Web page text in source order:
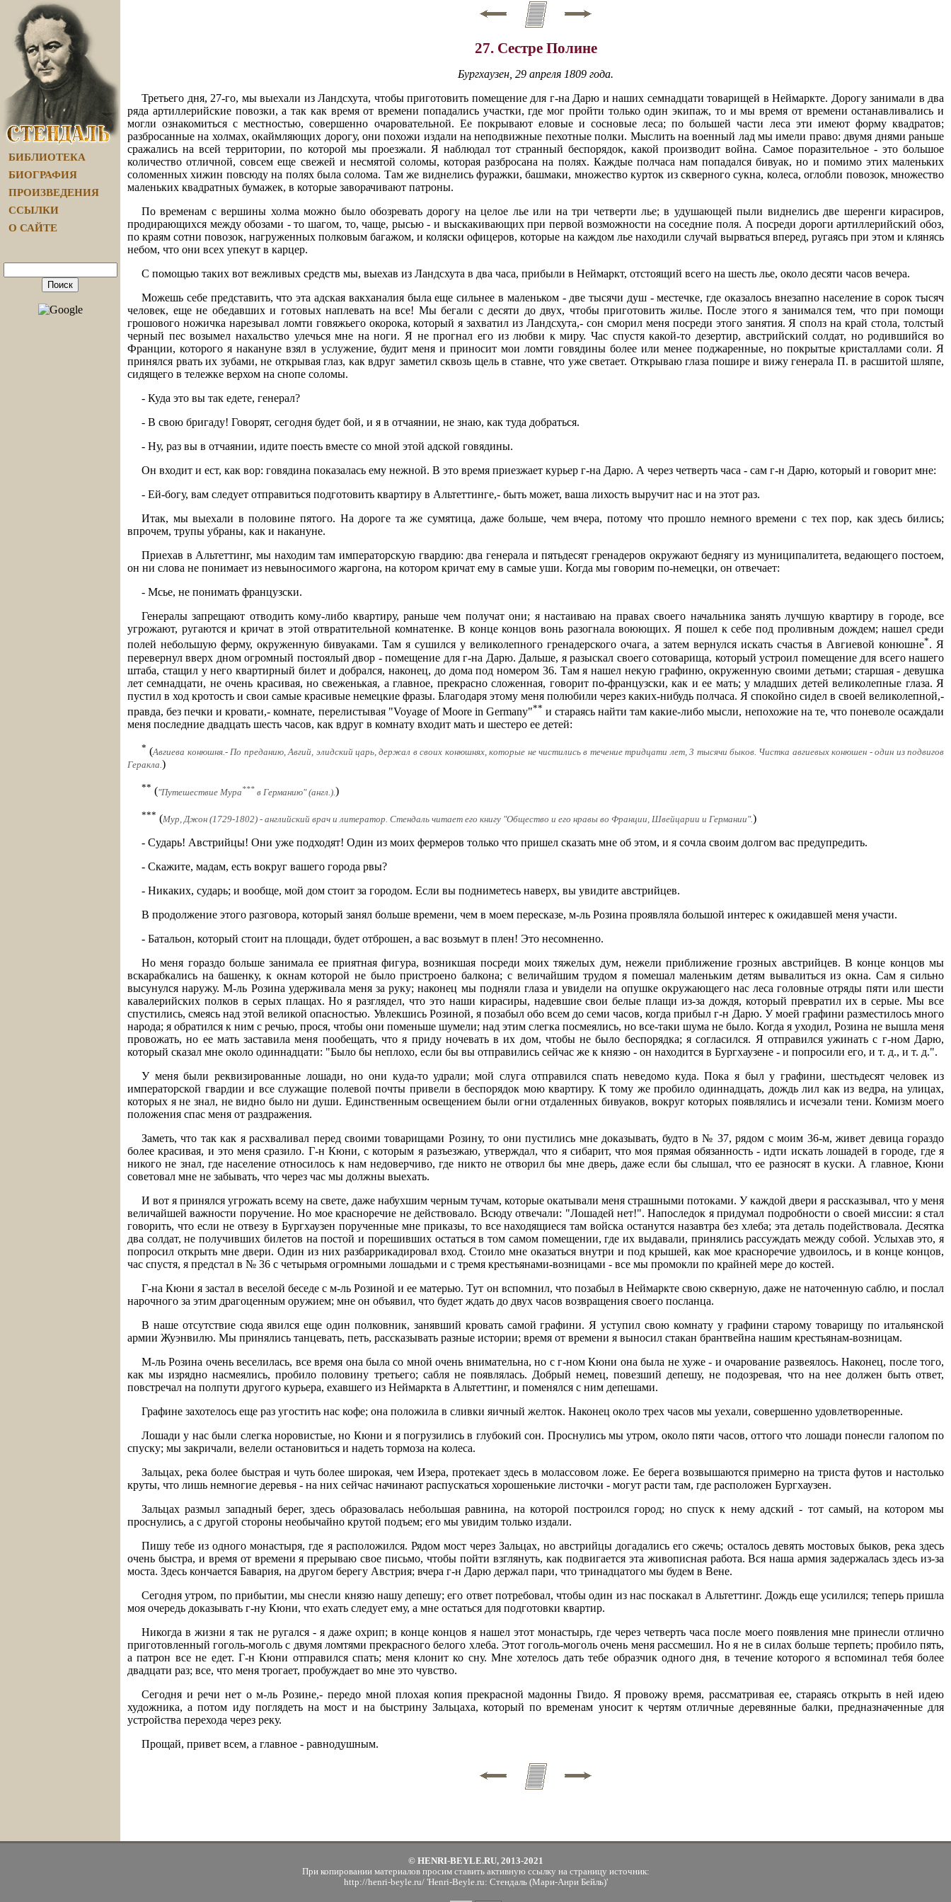
БИБЛИОТЕКА
БИОГРАФИЯ
ПРОИЗВЕДЕНИЯ
ССЫЛКИ
О САЙТЕ
27. Сестре Полине
Бургхаузен, 29 апреля 1809 года.
Третьего дня, 27-го, мы выехали из Ландсхута, чтобы приготовить помещение для г-на Дарю и наших семнадцати товарищей в Неймаркте. Дорогу занимали в два
ряда артиллерийские повозки, а так как время от времени попадались участки, где мог пройти только один экипаж, то и мы время от времени останавливались и
могли ознакомиться с местностью, совершенно очаровательной. Ее покрывают еловые и сосновые леса; по большей части леса эти имеют форму квадратов;
разбросанные на холмах, окаймляющих дорогу, они похожи издали на неподвижные пехотные полки. Мыслить на военный лад мы имели право: двумя днями раньше
сражались на всей территории, по которой мы проезжали. Я наблюдал тот странный беспорядок, какой производит война. Самое поразительное - это большое
количество отличной, совсем еще свежей и несмятой соломы, которая разбросана на полях. Каждые полчаса нам попадался бивуак, но и помимо этих маленьких
соломенных хижин повсюду на полях была солома. Там же виднелись фуражки, башмаки, множество курток из скверного сукна, колеса, оглобли повозок, множество
маленьких квадратных бумажек, в которые заворачивают патроны.
По временам с вершины холма можно было обозревать дорогу на целое лье или на три четверти лье; в удушающей пыли виднелись две шеренги кирасиров,
продирающихся между обозами - то шагом, то, чаще, рысью - и выскакивающих при первой возможности на соседние поля. А посреди дороги артиллерийский обоз,
по краям сотни повозок, нагруженных полковым багажом, и коляски офицеров, которые на каждом лье находили случай вырваться вперед, ругаясь при этом и клянясь
небом, что они всех упекут в карцер.
С помощью таких вот вежливых средств мы, выехав из Ландсхута в два часа, прибыли в Неймаркт, отстоящий всего на шесть лье, около десяти часов вечера.
Можешь себе представить, что эта адская вакханалия была еще сильнее в маленьком - две тысячи душ - местечке, где оказалось внезапно население в сорок тысяч
человек, еще не обедавших и готовых наплевать на все! Мы бегали с десяти до двух, чтобы приготовить жилье. После этого я занимался тем, что при помощи
грошового ножичка нарезывал ломти говяжьего окорока, который я захватил из Ландсхута,- сон сморил меня посреди этого занятия. Я сполз на край стола, толстый
черный пес возымел нахальство улечься мне на ноги. Я не прогнал его из любви к миру. Час спустя какой-то дезертир, австрийский солдат, но родившийся во
Франции, которого я накануне взял в услужение, будит меня и приносит мои ломти говядины более или менее поджаренные, но покрытые кристаллами соли. Я
принялся рвать их зубами, не открывая глаз, как вдруг заметил сквозь щель в ставне, что уже светает. Открываю глаза пошире и вижу генерала П. в расшитой шляпе,
сидящего в тележке верхом на снопе соломы.
- Куда это вы так едете, генерал?
- В свою бригаду! Говорят, сегодня будет бой, и я в отчаянии, не знаю, как туда добраться.
- Ну, раз вы в отчаянии, идите поесть вместе со мной этой адской говядины.
Он входит и ест, как вор: говядина показалась ему нежной. В это время приезжает курьер г-на Дарю. А через четверть часа - сам г-н Дарю, который и говорит мне:
- Ей-богу, вам следует отправиться подготовить квартиру в Альтеттинге,- быть может, ваша лихость выручит нас и на этот раз.
Итак, мы выехали в половине пятого. На дороге та же сумятица, даже больше, чем вчера, потому что прошло немного времени с тех пор, как здесь бились;
впрочем, трупы убраны, как и накануне.
Приехав в Альтеттинг, мы находим там императорскую гвардию: два генерала и пятьдесят гренадеров окружают беднягу из муниципалитета, ведающего постоем,
он ни слова не понимает из невыносимого жаргона, на котором кричат ему в самые уши. Когда мы говорим по-немецки, он отвечает:
- Мсье, не понимать французски.
Генералы запрещают отводить кому-либо квартиру, раньше чем получат они; я настаиваю на правах своего начальника занять лучшую квартиру в городе, все
угрожают, ругаются и кричат в этой отвратительной комнатенке. В конце концов вонь разогнала воюющих. Я пошел к себе под проливным дождем; нашел среди
полей небольшую ферму, окруженную бивуаками. Там я сушился у великолепного гренадерского очага, а затем вернулся искать счастья в Авгиевой конюшне*. Я
перевернул вверх дном огромный постоялый двор - помещение для г-на Дарю. Дальше, я разыскал своего сотоварища, который устроил помещение для всего нашего
штаба, стащил у него квартирный билет и добрался, наконец, до дома под номером 36. Там я нашел некую графиню, окруженную своими детьми; старшая - девушка
лет семнадцати, не очень красивая, но свеженькая, а главное, прекрасно сложенная, говорит по-французски, как и ее мать; у младших детей великолепные глаза. Я
пустил в ход кротость и свои самые красивые немецкие фразы. Благодаря этому меня полюбили через каких-нибудь полчаса. Я спокойно сидел в своей великолепной,-
правда, без печки и кровати,- комнате, перелистывая "Voyage of Moore in Germany"** и стараясь найти там какие-либо мысли, непохожие на те, что поневоле осаждали
меня последние двадцать шесть часов, как вдруг в комнату входит мать и шестеро ее детей:
* (Авгиева конюшня.- По преданию, Авгий, элидский царь, держал в своих конюшнях, которые не чистились в течение тридцати лет, 3 тысячи быков. Чистка авгиевых конюшен - один из подвигов
Геракла.)
** ("Путешествие Мура*** в Германию" (англ.). )
*** (Мур, Джон (1729-1802) - английский врач и литератор. Стендаль читает его книгу "Общество и его нравы во Франции, Швейцарии и Германии".)
- Сударь! Австрийцы! Они уже подходят! Один из моих фермеров только что пришел сказать мне об этом, и я сочла своим долгом вас предупредить.
- Скажите, мадам, есть вокруг вашего города рвы?
- Никаких, сударь; и вообще, мой дом стоит за городом. Если вы подниметесь наверх, вы увидите австрийцев.
В продолжение этого разговора, который занял больше времени, чем в моем пересказе, м-ль Розина проявляла большой интерес к ожидавшей меня участи.
- Батальон, который стоит на площади, будет отброшен, а вас возьмут в плен! Это несомненно.
Но меня гораздо больше занимала ее приятная фигура, возникшая посреди моих тяжелых дум, нежели приближение грозных австрийцев. В конце концов мы
вскарабкались на башенку, к окнам которой не было пристроено балкона; с величайшим трудом я помешал маленьким детям вывалиться из окна. Сам я сильно
высунулся наружу. М-ль Розина удерживала меня за руку; наконец мы подняли глаза и увидели на опушке окружающего нас леса головные отряды пяти или шести
кавалерийских полков в серых плащах. Но я разглядел, что это наши кирасиры, надевшие свои белые плащи из-за дождя, который превратил их в серые. Мы все
спустились, смеясь над этой великой опасностью. Увлекшись Розиной, я позабыл обо всем до семи часов, когда прибыл г-н Дарю. У моей графини разместилось много
народа; я обратился к ним с речью, прося, чтобы они поменьше шумели; над этим слегка посмеялись, но все-таки шума не было. Когда я уходил, Розина не вышла меня
провожать, но ее мать заставила меня пообещать, что я приду ночевать в их дом, чтобы не было беспорядка; я согласился. Я отправился ужинать с г-ном Дарю,
который сказал мне около одиннадцати: "Было бы неплохо, если бы вы отправились сейчас же к князю - он находится в Бургхаузене - и попросили его, и т. д., и т. д.".
У меня были реквизированные лошади, но они куда-то удрали; мой слуга отправился спать неведомо куда. Пока я был у графини, шестьдесят человек из
императорской гвардии и все служащие полевой почты привели в беспорядок мою квартиру. К тому же пробило одиннадцать, дождь лил как из ведра, на улицах,
которых я не знал, не видно было ни души. Единственным освещением были огни отдаленных бивуаков, вокруг которых появлялись и исчезали тени. Комизм моего
положения спас меня от раздражения.
Заметь, что так как я расхваливал перед своими товарищами Розину, то они пустились мне доказывать, будто в № 37, рядом с моим 36-м, живет девица гораздо
более красивая, и это меня сразило. Г-н Кюни, с которым я разъезжаю, утверждал, что я сибарит, что моя прямая обязанность - идти искать лошадей в городе, где я
никого не знал, где население относилось к нам недоверчиво, где никто не отворил бы мне дверь, даже если бы слышал, что ее разносят в куски. А главное, Кюни
советовал мне не забывать, что через час мы должны выехать.
И вот я принялся угрожать всему на свете, даже набухшим черным тучам, которые окатывали меня страшными потоками. У каждой двери я рассказывал, что у меня
величайшей важности поручение. Но мое красноречие не действовало. Всюду отвечали: "Лошадей нет!". Напоследок я придумал подробности о своей миссии: я стал
говорить, что если не отвезу в Бургхаузен порученные мне приказы, то все находящиеся там войска останутся назавтра без хлеба; эта деталь подействовала. Десятка
два солдат, не получивших билетов на постой и порешивших остаться в том самом помещении, где их выдавали, принялись рассуждать между собой. Услыхав это, я
попросил открыть мне двери. Один из них разбаррикадировал вход. Стоило мне оказаться внутри и под крышей, как мое красноречие удвоилось, и в конце концов,
час спустя, я предстал в № 36 с четырьмя огромными лошадьми и с тремя крестьянами-возницами - все мы промокли по крайней мере до костей.
Г-на Кюни я застал в веселой беседе с м-ль Розиной и ее матерью. Тут он вспомнил, что позабыл в Неймаркте свою скверную, даже не наточенную саблю, и послал
нарочного за этим драгоценным оружием; мне он объявил, что будет ждать до двух часов возвращения своего посланца.
В наше отсутствие сюда явился еще один полковник, занявший кровать самой графини. Я уступил свою комнату у графини старому товарищу по итальянской
армии Жуэнвилю. Мы принялись танцевать, петь, рассказывать разные истории; время от времени я выносил стакан брантвейна нашим крестьянам-возницам.
М-ль Розина очень веселилась, все время она была со мной очень внимательна, но с г-ном Кюни она была не хуже - и очарование развеялось. Наконец, после того,
как мы изрядно насмеялись, пробило половину третьего; сабля не появлялась. Добрый немец, повезший депешу, не подозревая, что на нее должен быть ответ,
повстречал на полпути другого курьера, ехавшего из Неймаркта в Альтеттинг, и поменялся с ним депешами.
Графине захотелось еще раз угостить нас кофе; она положила в сливки яичный желток. Наконец около трех часов мы уехали, совершенно удовлетворенные.
Лошади у нас были слегка норовистые, но Кюни и я погрузились в глубокий сон. Проснулись мы утром, около пяти часов, оттого что лошади понесли галопом по
спуску; мы закричали, велели остановиться и надеть тормоза на колеса.
Зальцах, река более быстрая и чуть более широкая, чем Изера, протекает здесь в молассовом ложе. Ее берега возвышаются примерно на триста футов и настолько
круты, что лишь немногие деревья - на них сейчас начинают распускаться хорошенькие листочки - могут расти там, где расположен Бургхаузен.
Зальцах размыл западный берег, здесь образовалась небольшая равнина, на которой построился город; но спуск к нему адский - тот самый, на котором мы
проснулись, а с другой стороны необычайно крутой подъем; его мы увидим только издали.
Пишу тебе из одного монастыря, где я расположился. Рядом мост через Зальцах, но австрийцы догадались его сжечь; осталось девять мостовых быков, река здесь
очень быстра, и время от времени я прерываю свое письмо, чтобы пойти взглянуть, как подвигается эта живописная работа. Вся наша армия задержалась здесь из-за
моста. Здесь кончается Бавария, на другом берегу Австрия; вчера г-н Дарю держал пари, что тринадцатого мы будем в Вене.
Сегодня утром, по прибытии, мы снесли князю нашу депешу; его ответ потребовал, чтобы один из нас поскакал в Альтеттинг. Дождь еще усилился; теперь пришла
моя очередь доказывать г-ну Кюни, что ехать следует ему, а мне остаться для подготовки квартир.
Никогда в жизни я так не ругался - я даже охрип; в конце концов я нашел этот монастырь, где через четверть часа после моего появления мне принесли отлично
приготовленный гоголь-моголь с двумя ломтями прекрасного белого хлеба. Этот гоголь-моголь очень меня рассмешил. Но я не в силах больше терпеть; пробило пять,
а патрон все не едет. Г-н Кюни отправился спать; меня клонит ко сну. Мне хотелось дать тебе образчик одного дня, в течение которого я вспоминал тебя более
двадцати раз; все, что меня трогает, пробуждает во мне это чувство.
Сегодня и речи нет о м-ль Розине,- передо мной плохая копия прекрасной мадонны Гвидо. Я провожу время, рассматривая ее, стараясь открыть в ней идею
художника, а потом иду поглядеть на мост и на быстрину Зальцаха, который по временам уносит к чертям отличные деревянные балки, предназначенные для
устройства перехода через реку.
Прощай, привет всем, а главное - равнодушным.
© HENRI-BEYLE.RU, 2013-2021
При копировании материалов просим ставить активную ссылку на страницу источник:
http://henri-beyle.ru/ 'Henri-Beyle.ru: Стендаль (Мари-Анри Бейль)'